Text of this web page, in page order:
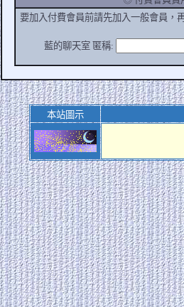
要加入付費會員前請先加入一般會員，
藍的聊天室 匿稱:
本站圖示